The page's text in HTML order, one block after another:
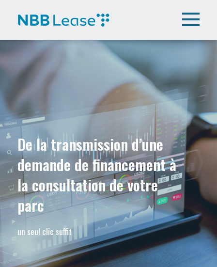
De la transmission d’une
demande de financement à
la consultation de votre
parc
un seul clic suffit